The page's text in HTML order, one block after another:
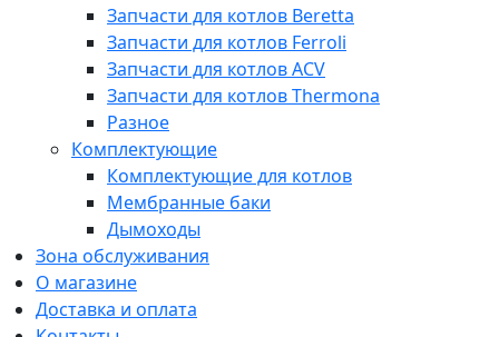
Запчасти для котлов Beretta
Запчасти для котлов Ferroli
Запчасти для котлов ACV
Запчасти для котлов Thermona
Разное
Комплектующие
Комплектующие для котлов
Мембранные баки
Дымоходы
Зона обслуживания
О магазине
Доставка и оплата